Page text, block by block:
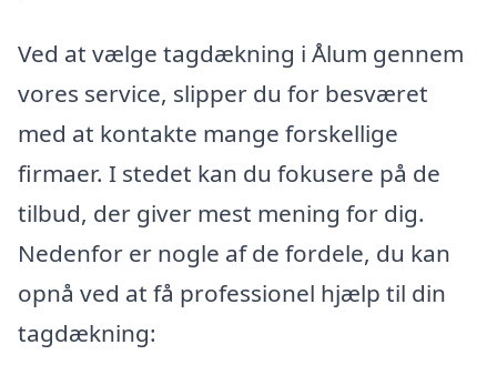
Ved at vælge tagdækning i Ålum gennem
vores service, slipper du for besværet
med at kontakte mange forskellige
firmaer. I stedet kan du fokusere på de
tilbud, der giver mest mening for dig.
Nedenfor er nogle af de fordele, du kan
opnå ved at få professionel hjælp til din
tagdækning: